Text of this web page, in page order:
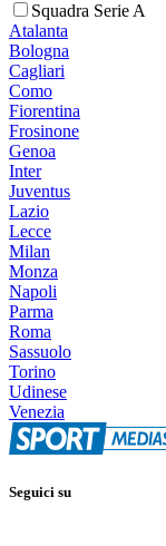
Squadra Serie A
Atalanta
Bologna
Cagliari
Como
Fiorentina
Frosinone
Genoa
Inter
Juventus
Lazio
Lecce
Milan
Monza
Napoli
Parma
Roma
Sassuolo
Torino
Udinese
Venezia
Seguici su